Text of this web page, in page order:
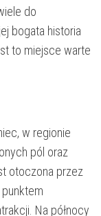
do
bogata historia
to miejsce warte
w regionie
pól oraz
otoczona przez
Na północy